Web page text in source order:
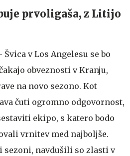
prvoligaša, z Litijo
v Los Angelesu se bo
obveznosti v Kranju,
na novo sezono. Kot
čuti ogromno odgovornost,
ekipo, s katero bodo
vrnitev med najboljše.
sezoni, navdušili so zlasti v